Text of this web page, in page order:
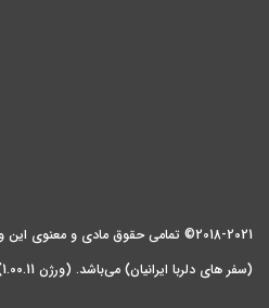
2018-2021© تمامی حقوق مادی و
(سفر های دلربا ایرانیان) می‌باشد. (ورژن 1.00.11)